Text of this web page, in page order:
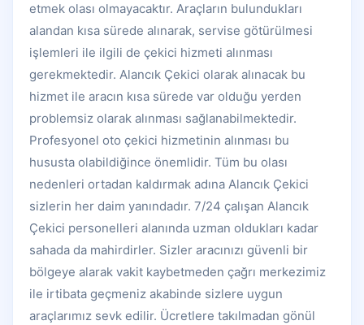
etmek olası olmayacaktır. Araçların bulundukları
alandan kısa sürede alınarak, servise götürülmesi
işlemleri ile ilgili de çekici hizmeti alınması
gerekmektedir. Alancık Çekici olarak alınacak bu
hizmet ile aracın kısa sürede var olduğu yerden
problemsiz olarak alınması sağlanabilmektedir.
Profesyonel oto çekici hizmetinin alınması bu
hususta olabildiğince önemlidir. Tüm bu olası
nedenleri ortadan kaldırmak adına Alancık Çekici
sizlerin her daim yanındadır. 7/24 çalışan Alancık
Çekici personelleri alanında uzman oldukları kadar
sahada da mahirdirler. Sizler aracınızı güvenli bir
bölgeye alarak vakit kaybetmeden çağrı merkezimiz
ile irtibata geçmeniz akabinde sizlere uygun
araçlarımız sevk edilir. Ücretlere takılmadan gönül